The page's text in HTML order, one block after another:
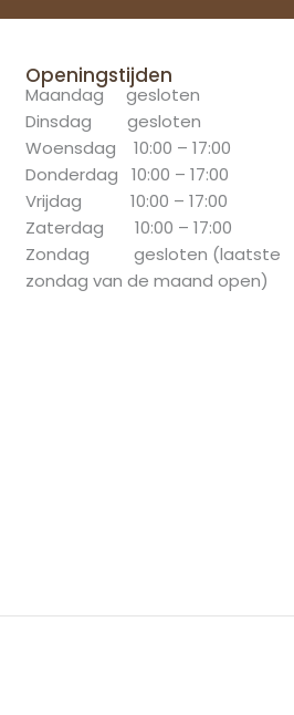
Openingstijden
Maandag gesloten
Dinsdag gesloten
Woensdag 10:00 – 17:00
Donderdag 10:00 – 17:00
Vrijdag 10:00 – 17:00
Zaterdag 10:00 – 17:00
Zondag gesloten (laatste
zondag van de maand open)